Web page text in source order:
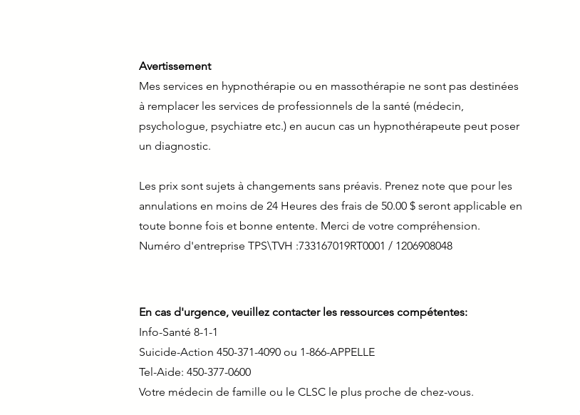
Avertissement
Mes services en hypnothérapie ou en massothérapie ne sont pas destinées
à remplacer les services de professionnels de la santé (médecin,
psychologue, psychiatre etc.) en aucun cas un hypnothérapeute peut poser
un diagnostic.
Les prix sont sujets à changements sans préavis. Prenez note que pour les
annulations en moins de 24 Heures des frais de 50.00 $ seront applicable en
toute bonne fois et bonne entente. Merci de votre compréhension.
Numéro d'entreprise TPS\TVH :733167019RT0001 / 1206908048
En cas d'urgence, veuillez contacter les ressources compétentes:
Info-Santé 8-1-1
Suicide-Action 450-371-4090 ou 1-866-APPELLE
Tel-Aide: 450-377-0600
Votre médecin de famille ou le CLSC le plus proche de chez-vous.